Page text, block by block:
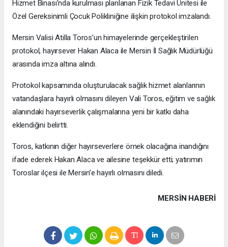
Hizmet Binası’nda kurulması planlanan Fizik Tedavi Ünitesi ile
Özel Gereksinimli Çocuk Polikliniğine ilişkin protokol imzalandı.
Mersin Valisi Atilla Toros’un himayelerinde gerçekleştirilen
protokol, hayırsever Hakan Alaca ile Mersin İl Sağlık Müdürlüğü
arasında imza altına alındı.
Protokol kapsamında oluşturulacak sağlık hizmet alanlarının
vatandaşlara hayırlı olmasını dileyen Vali Toros, eğitim ve sağlık
alanındaki hayırseverlik çalışmalarına yeni bir katkı daha
eklendiğini belirtti.
Toros, katkının diğer hayırseverlere örnek olacağına inandığını
ifade ederek Hakan Alaca ve ailesine teşekkür etti; yatırımın
Toroslar ilçesi ile Mersin’e hayırlı olmasını diledi.
MERSIN HABERİ